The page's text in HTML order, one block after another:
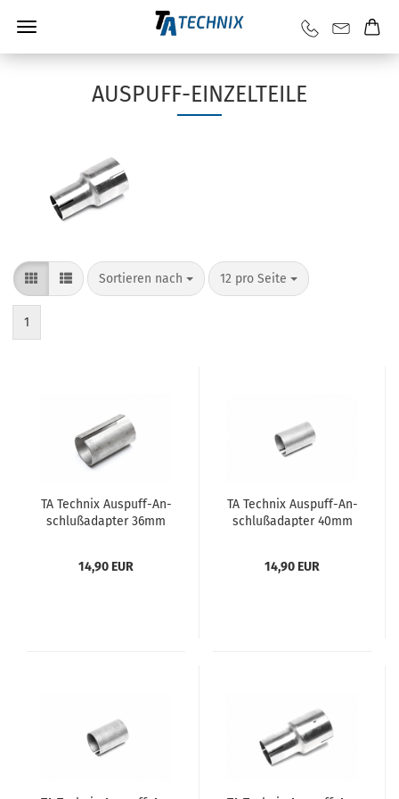
AUSPUFF-EINZELTEILE
Sortieren nach 12 pro Seite
1
TA Tech­nix Auspuff-​​An­
schluß­ad­ap­ter 36mm
14,90 EUR
TA Tech­nix Auspuff-​​An­
schluß­ad­ap­ter 40mm
14,90 EUR